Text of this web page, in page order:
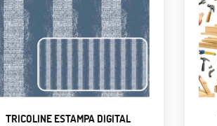
TRICOLINE ESTAMPA DIGITAL